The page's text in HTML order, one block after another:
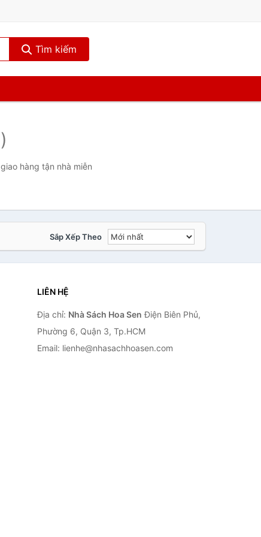
Tìm kiếm
hàng tận nhà miễn
Sắp Xếp Theo
LIÊN HỆ
Địa chỉ: Nhà Sách Hoa Sen Điện Biên Phủ,
Phường 6, Quận 3, Tp.HCM
Email: lienhe@nhasachhoasen.com